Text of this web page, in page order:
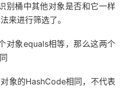
别桶中其他对象是否和它一样
来进行筛选了。
相等，那么这两个
相同，不代表